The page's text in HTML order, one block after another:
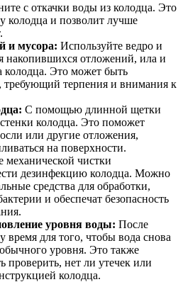
с откачки воды из колодца. Это
колодца и позволит лучше
и мусора: Используйте ведро и
накопившихся отложений, ила и
колодца. Это может быть
требующий терпения и внимания к
С помощью длинной щетки
колодца. Это поможет
или другие отложения,
на поверхности.
механической чистки
дезинфекцию колодца. Можно
средства для обработки,
и обеспечат безопасность
уровня воды: После
время для того, чтобы вода снова
уровня. Это также
проверить, нет ли утечек или
колодца.